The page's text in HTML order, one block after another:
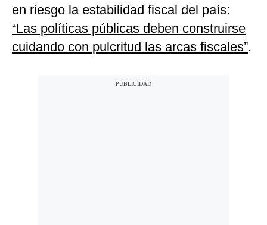
en riesgo la estabilidad fiscal del país:
“Las políticas públicas deben construirse
cuidando con pulcritud las arcas fiscales”.